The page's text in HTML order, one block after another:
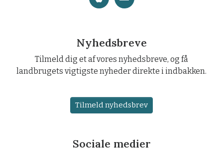
Nyhedsbreve
Tilmeld dig et af vores nyhedsbreve, og få
landbrugets vigtigste nyheder direkte i indbakken.
Tilmeld nyhedsbrev
Sociale medier